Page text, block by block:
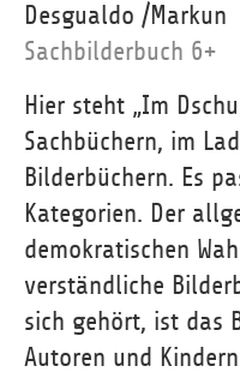
Desgualdo /Markun
Sachbilderbuch 6+
Hier steht „Im
Sachbüchern, im
Bilderbüchern. Es
Kategorien. Der
demokratischen
verständliche
sich gehört, ist das
Autoren und